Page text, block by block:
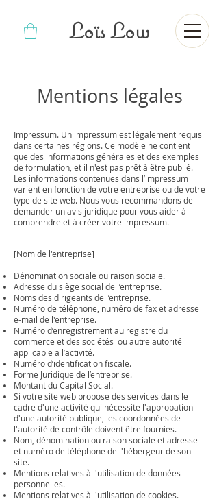
Loïs Low
Mentions légales
Impressum. Un impressum est légalement requis
dans certaines régions. Ce modèle ne contient
que des informations générales et des exemples
de formulation, et il n'est pas prêt à être publié.
Les informations contenues dans l’impressum
varient en fonction de votre entreprise ou de votre
type de site web. Nous vous recommandons de
demander un avis juridique pour vous aider à
comprendre et à créer votre impressum.
[Nom de l'entreprise]
Dénomination sociale ou raison sociale.
Adresse du siège social de l’entreprise.
Noms des dirigeants de l’entreprise.
Numéro de téléphone, numéro de fax et adresse
e-mail de l'entreprise.
Numéro d’enregistrement au registre du
commerce et des sociétés ou autre autorité
applicable a l’activité.
Numéro d’identification fiscale.
Forme Juridique de l’entreprise.
Montant du Capital Social.
Si votre site web propose des services dans le
cadre d'une activité qui nécessite l'approbation
d'une autorité publique, les coordonnées de
l'autorité de contrôle doivent être fournies. ​​​
Nom, dénomination ou raison sociale et adresse
et numéro de téléphone de l'hébergeur de son
site.
Mentions relatives à l'utilisation de données
personnelles.
Mentions relatives à l'utilisation de cookies.